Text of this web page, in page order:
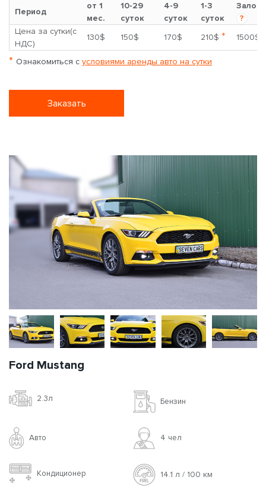
Период
от 1
мес.
10-29
суток
4-9
суток
1-3
суток
Залог
?
Цена за сутки(с
НДС)
130$ 150$ 170$ 210$ * 1500$
* Ознакомиться с условиями аренды авто на сутки
Заказать
Ford Mustang
2.3л Бензин
Авто 4 чел
Кондиционер 14.1 л / 100 км